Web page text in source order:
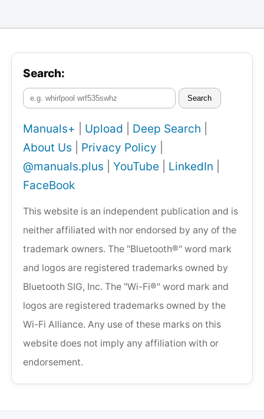
Search:
Search
Manuals+ Upload Deep Search
About Us
Privacy Policy
@manuals.plus
YouTube LinkedIn
FaceBook
This website is an independent publication and is
neither affiliated with nor endorsed by any of the
trademark owners. The "Bluetooth®" word mark
and logos are registered trademarks owned by
Bluetooth SIG, Inc. The "Wi-Fi®" word mark and
logos are registered trademarks owned by the
Wi-Fi Alliance. Any use of these marks on this
website does not imply any affiliation with or
endorsement.